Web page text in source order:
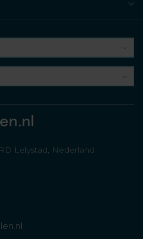
Lelystad, Nederland